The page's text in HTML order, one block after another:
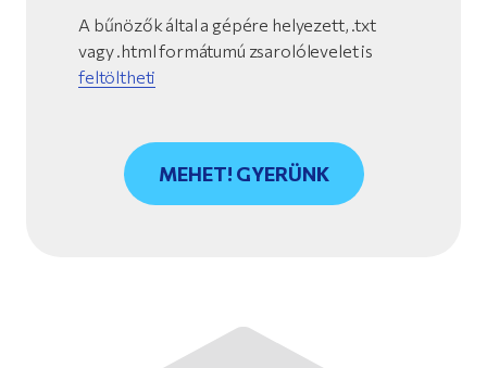
A bűnözők által a gépére helyezett, .txt
vagy .html formátumú zsarolólevelet is
feltöltheti
MEHET! GYERÜNK